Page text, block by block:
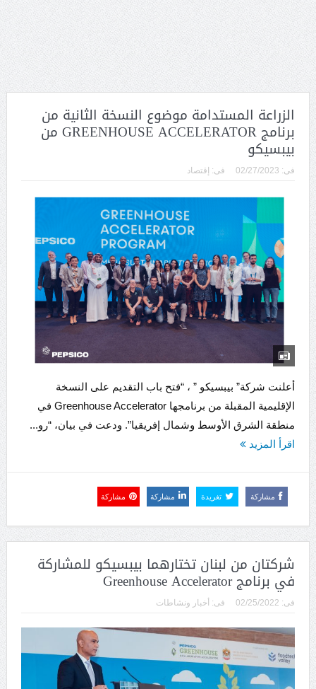
الزراعة المستدامة موضوع النسخة الثانية من
برنامج GREENHOUSE ACCELERATOR من
بيبسيكو
فى: 02/27/2023 فى: إقتصاد
أعلنت شركة” بيبسيكو ” ، “فتح باب التقديم على النسخة
الإقليمية المقبلة من برنامجها Greenhouse Accelerator في
منطقة الشرق الأوسط وشمال إفريقيا”. ودعت في بيان، “رو...
اقرأ المزيد
مشاركة تغريدة مشاركة مشاركة
شركتان من لبنان تختارهما بيبسيكو للمشاركة
في برنامج Greenhouse Accelerator
فى: 02/25/2022 فى: أخبار ونشاطات